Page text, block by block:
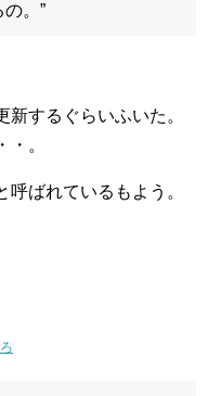
。”
するぐらいふいた。
。
ばれているもよう。